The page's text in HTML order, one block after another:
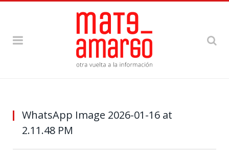
WhatsApp Image 2026-01-16 at
2.11.48 PM